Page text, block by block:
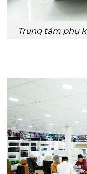
Trung tâm phụ